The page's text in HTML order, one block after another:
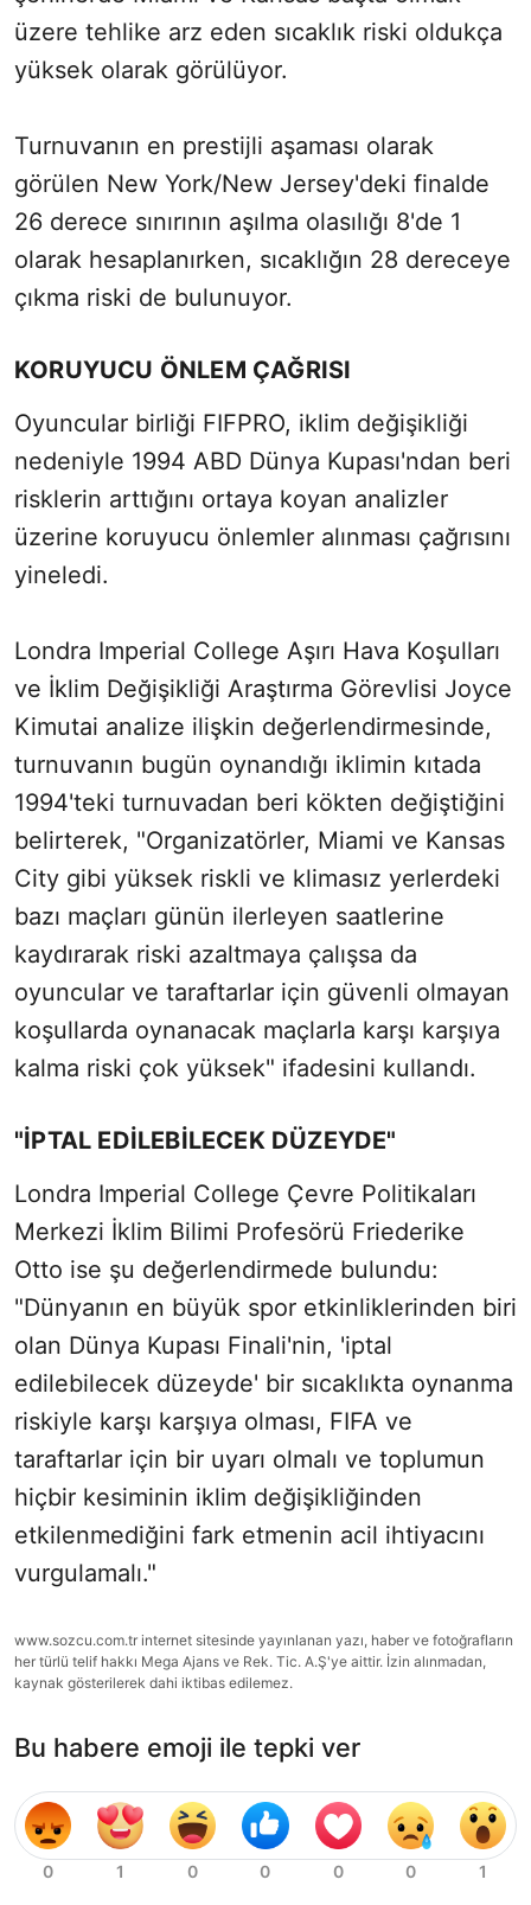
üzere tehlike arz eden sıcaklık riski oldukça
yüksek olarak görülüyor.
Turnuvanın en prestijli aşaması olarak
görülen New York/New Jersey'deki finalde
26 derece sınırının aşılma olasılığı 8'de 1
olarak hesaplanırken, sıcaklığın 28 dereceye
çıkma riski de bulunuyor.
KORUYUCU ÖNLEM ÇAĞRISI
Oyuncular birliği FIFPRO, iklim değişikliği
nedeniyle 1994 ABD Dünya Kupası'ndan beri
risklerin arttığını ortaya koyan analizler
üzerine koruyucu önlemler alınması çağrısını
yineledi.
Londra Imperial College Aşırı Hava Koşulları
ve İklim Değişikliği Araştırma Görevlisi Joyce
Kimutai analize ilişkin değerlendirmesinde,
turnuvanın bugün oynandığı iklimin kıtada
1994'teki turnuvadan beri kökten değiştiğini
belirterek, "Organizatörler, Miami ve Kansas
City gibi yüksek riskli ve klimasız yerlerdeki
bazı maçları günün ilerleyen saatlerine
kaydırarak riski azaltmaya çalışsa da
oyuncular ve taraftarlar için güvenli olmayan
koşullarda oynanacak maçlarla karşı karşıya
kalma riski çok yüksek" ifadesini kullandı.
"İPTAL EDİLEBİLECEK DÜZEYDE"
Londra Imperial College Çevre Politikaları
Merkezi İklim Bilimi Profesörü Friederike
Otto ise şu değerlendirmede bulundu:
"Dünyanın en büyük spor etkinliklerinden biri
olan Dünya Kupası Finali'nin, 'iptal
edilebilecek düzeyde' bir sıcaklıkta oynanma
riskiyle karşı karşıya olması, FIFA ve
taraftarlar için bir uyarı olmalı ve toplumun
hiçbir kesiminin iklim değişikliğinden
etkilenmediğini fark etmenin acil ihtiyacını
vurgulamalı."
www.sozcu.com.tr internet sitesinde yayınlanan yazı, haber ve fotoğrafların
her türlü telif hakkı Mega Ajans ve Rek. Tic. A.Ş'ye aittir. İzin alınmadan,
kaynak gösterilerek dahi iktibas edilemez.
Bu habere emoji ile tepki ver